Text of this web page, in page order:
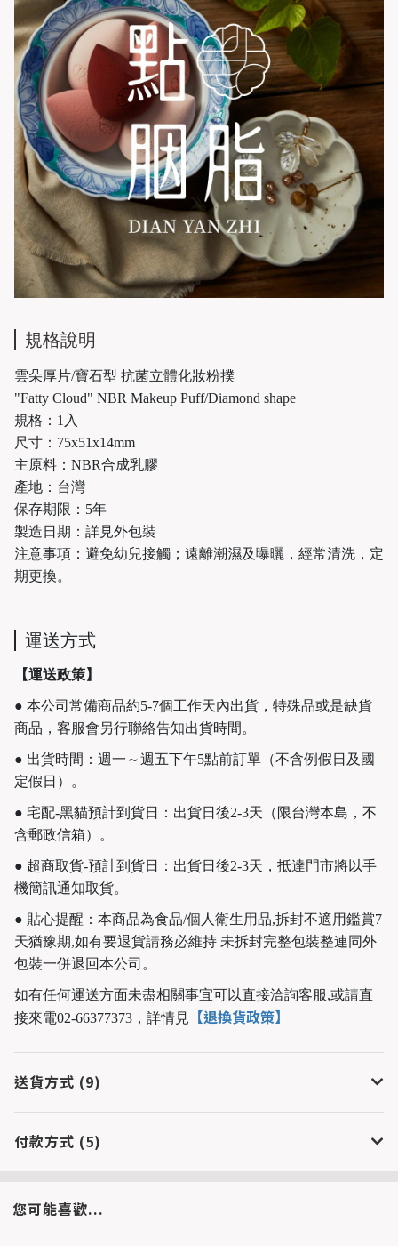
規格說明
雲朵厚片/寶石型 抗菌立體化妝粉撲
"Fatty Cloud" NBR Makeup Puff/Diamond shape
規格：1入
尺寸：75x51x14mm
主原料：NBR合成乳膠
產地：台灣
保存期限：5年
製造日期：詳見外包裝
注意事項：避免幼兒接觸；遠離潮濕及曝曬，經常清洗，定
期更換。
運送方式
【運送政策】
● 本公司常備商品約5-7個工作天內出貨，特殊品或是缺貨
商品，客服會另行聯絡告知出貨時間。
● 出貨時間：週一～週五下午5點前訂單（不含例假日及國
定假日）。
● 宅配-黑貓預計到貨日：出貨日後2-3天（限台灣本島，不
含郵政信箱）。
● 超商取貨-預計到貨日：出貨日後2-3天，抵達門市將以手
機簡訊通知取貨。
● 貼心提醒：本商品為食品/個人衛生用品,拆封不適用鑑賞7
天猶豫期,如有要退貨請務必維持 未拆封完整包裝整連同外
包裝一併退回本公司。
如有任何運送方面未盡相關事宜可以直接洽詢客服,或請直
接來電02-66377373， 詳情見 【退換貨政策】
送貨方式 (9)
付款方式 (5)
您可能喜歡...